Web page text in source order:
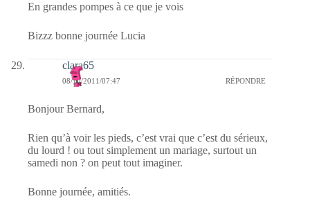
En grandes pompes à ce que je vois
Bizzz bonne journée Lucia
clara65
08/10/2011/07:47 RÉPONDRE
Bonjour Bernard,
Rien qu’à voir les pieds, c’est vrai que c’est du sérieux,
du lourd ! ou tout simplement un mariage, surtout un
samedi non ? on peut tout imaginer.
Bonne journée, amitiés.